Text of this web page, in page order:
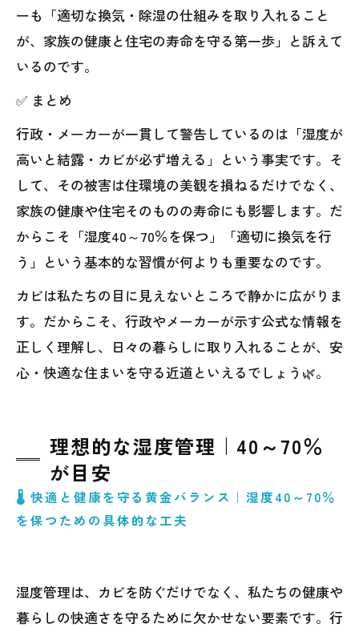
ーも「適切な換気・除湿の仕組みを取り入れること
が、家族の健康と住宅の寿命を守る第一歩」と訴えて
いるのです。
✅ まとめ
行政・メーカーが一貫して警告しているのは「湿度が
高いと結露・カビが必ず増える」という事実です。そ
して、その被害は住環境の美観を損ねるだけでなく、
家族の健康や住宅そのものの寿命にも影響します。だ
からこそ「湿度40～70％を保つ」「適切に換気を行
う」という基本的な習慣が何よりも重要なのです。
カビは私たちの目に見えないところで静かに広がりま
す。だからこそ、行政やメーカーが示す公式な情報を
正しく理解し、日々の暮らしに取り入れることが、安
心・快適な住まいを守る近道といえるでしょう🌿。
理想的な湿度管理｜40～70％
が目安
🌡️ 快適と健康を守る黄金バランス｜湿度40～70％
を保つための具体的な工夫
湿度管理は、カビを防ぐだけでなく、私たちの健康や
暮らしの快適さを守るために欠かせない要素です。行